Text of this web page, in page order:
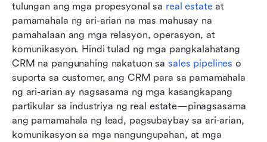
tulungan ang mga propesyonal sa real estate at
pamamahala ng ari-arian na mas mahusay na
pamahalaan ang mga relasyon, operasyon, at
komunikasyon. Hindi tulad ng mga pangkalahatang
CRM na pangunahing nakatuon sa sales pipelines o
suporta sa customer, ang CRM para sa pamamahala
ng ari-arian ay nagsasama ng mga kasangkapang
partikular sa industriya ng real estate—pinagsasama
ang pamamahala ng lead, pagsubaybay sa ari-arian,
komunikasyon sa mga nangungupahan, at mga